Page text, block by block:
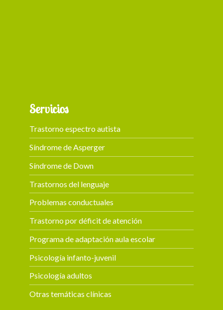
Servicios
Trastorno espectro autista
Síndrome de Asperger
Síndrome de Down
Trastornos del lenguaje
Problemas conductuales
Trastorno por déficit de atención
Programa de adaptación aula escolar
Psicología infanto-juvenil
Psicología adultos
Otras temáticas clínicas